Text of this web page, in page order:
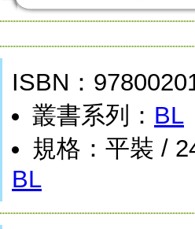
ISBN：
叢書系列： BL
規格：平裝 /
BL